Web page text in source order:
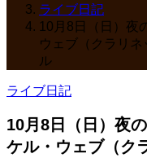
ライブ日記
10月8日（日）夜
ウェブ（クラリ
ル
ライブ日記
10月8日（日）夜
ケル・ウェブ（ク